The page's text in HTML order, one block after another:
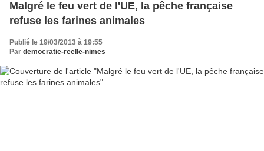
Malgré le feu vert de l'UE, la pêche française
refuse les farines animales
Publié le 19/03/2013 à 19:55
Par democratie-reelle-nimes